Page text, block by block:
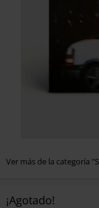
Ver más de la categoría
¡Agotado!